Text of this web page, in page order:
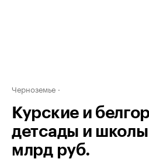
Черноземье
Курские и
детсады и школы
млрд руб.